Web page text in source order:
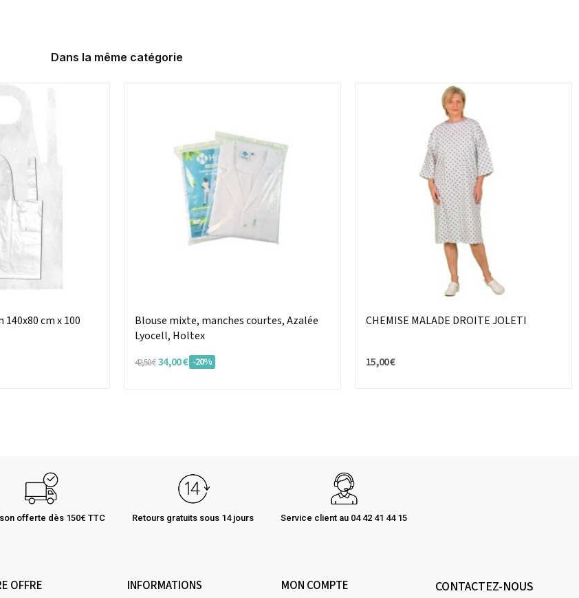
Dans la même catégorie
cm x 100
Blouse mixte, manches courtes, Azalée
Lyocell, Holtex
42,50 € 34,00 € -20%
CHEMISE MALADE DROITE JOLETI
15,00 €
offerte dès 150€ TTC Retours gratuits sous 14 jours Service client au 04 42 41 44 15
OFFRE INFORMATIONS MON COMPTE CONTACTEZ-NOUS